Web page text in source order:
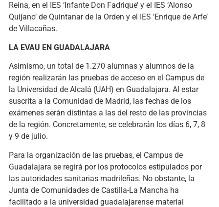
Reina, en el IES ‘Infante Don Fadrique’ y el IES ‘Alonso
Quijano’ de Quintanar de la Orden y el IES ‘Enrique de Arfe’
de Villacañas.
LA EVAU EN GUADALAJARA
Asimismo, un total de 1.270 alumnas y alumnos de la
región realizarán las pruebas de acceso en el Campus de
la Universidad de Alcalá (UAH) en Guadalajara. Al estar
suscrita a la Comunidad de Madrid, las fechas de los
exámenes serán distintas a las del resto de las provincias
de la región. Concretamente, se celebrarán los días 6, 7, 8
y 9 de julio.
Para la organización de las pruebas, el Campus de
Guadalajara se regirá por los protocolos estipulados por
las autoridades sanitarias madrileñas. No obstante, la
Junta de Comunidades de Castilla-La Mancha ha
facilitado a la universidad guadalajarense material